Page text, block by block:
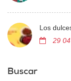
Los
29
Buscar